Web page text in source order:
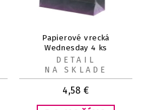
Papierové vrecká
Wednesday 4 ks
4,58 €
DETAIL
NA SKLADE